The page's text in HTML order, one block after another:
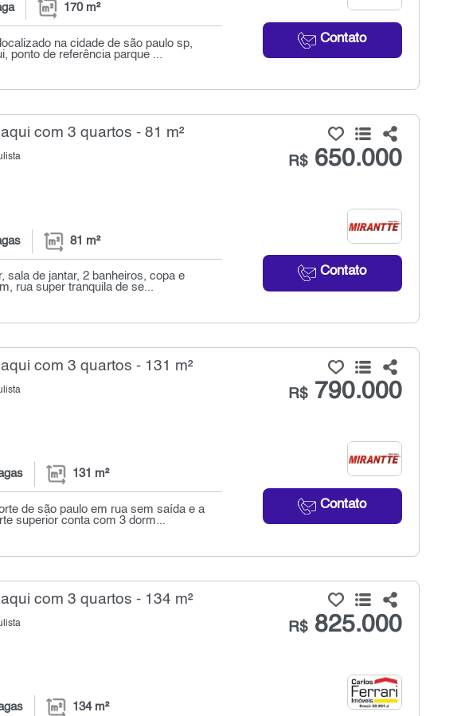
Contato
170 m²
na cidade de são paulo sp,
ponto de referência parque ...
com 3 quartos - 81 m²
R$650.000
Contato
81 m²
sala de jantar, 2 banheiros, copa e
rua super tranquila de se...
com 3 quartos - 131 m²
R$790.000
Contato
131 m²
de são paulo em rua sem saída e a
superior conta com 3 dorm...
com 3 quartos - 134 m²
R$825.000
134 m²